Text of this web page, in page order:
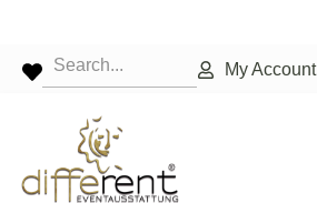
My Account